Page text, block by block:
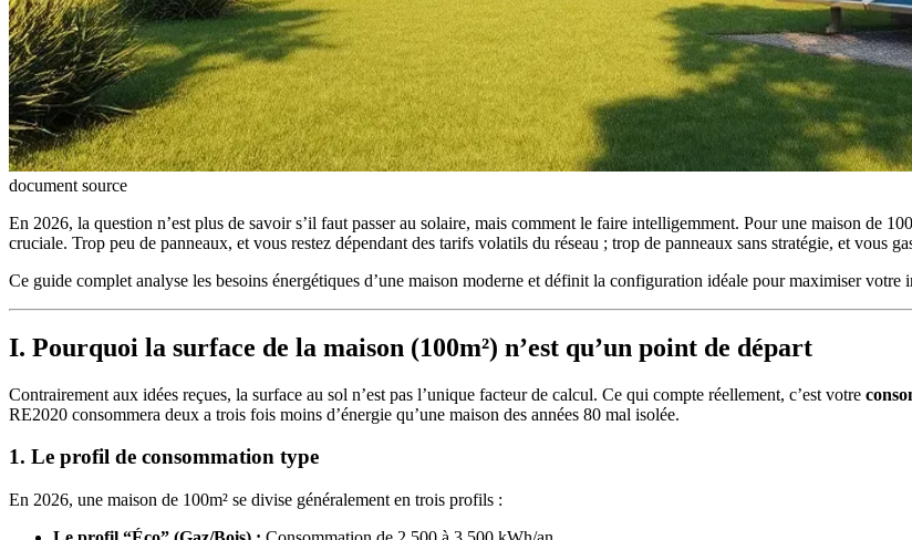
document source
En 2026, la question n’est plus de savoir s’il faut passer au solaire, mais comment le faire intelligemment. Pour une maison de
cruciale. Trop peu de panneaux, et vous restez dépendant des tarifs volatils du réseau ; trop de panneaux sans stratégie, et vous
Ce guide complet analyse les besoins énergétiques d’une maison moderne et définit la configuration idéale pour maximiser votre
I. Pourquoi la surface de la maison (100m²) n’est qu’un point de départ
Contrairement aux idées reçues, la surface au sol n’est pas l’unique facteur de calcul. Ce qui compte réellement, c’est votre
RE2020 consommera deux a trois fois moins d’énergie qu’une maison des années 80 mal isolée.
1. Le profil de consommation type
En 2026, une maison de 100m² se divise généralement en trois profils :